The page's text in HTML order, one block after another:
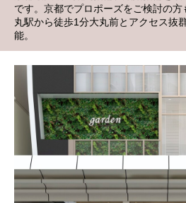
です。京都でプロポーズをご検討の
丸駅から徒歩1分大丸前とアクセス抜
能。